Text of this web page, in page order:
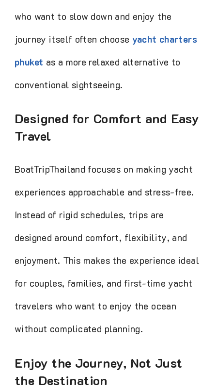
Travelers who want to slow down and
enjoy the journey itself often choose
yacht charters phuketas a more relaxed
alternative to conventional sightseeing.
Designed for Comfort and
Easy Travel
BoatTripThailand focuses on making yacht
experiences approachable and stress-free.
Instead of rigid schedules, trips are
designed around comfort, flexibility, and
enjoyment. This makes the experience
ideal for couples, families, and first-time
yacht travelers who want to enjoy the
ocean without complicated planning.
Enjoy the Journey, Not Just
the Destination